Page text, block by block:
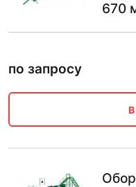
670
по запросу